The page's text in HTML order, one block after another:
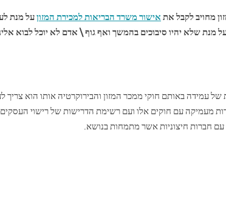
מחויב לקבל את אישור משרד הבריאות למכירת המזוןעל מנת
מנת שלא יהיו סיבוכים בהמשך ואף גוף \ אדם לא יוכל לבוא
עמידה באותם חוקי ממכר המזון והבירוקרטיה אותו הוא צריך
מעמיקה עם חוקים אלו ועם רשימת הדרישות של רישוי
חברות חיצוניות אשר מתמחות בנושא.